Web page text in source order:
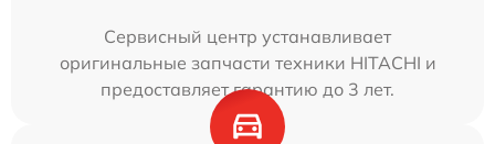
Сервисный центр устанавливает
оригинальные запчасти техники HITACHI и
предоставляет гарантию до 3 лет.